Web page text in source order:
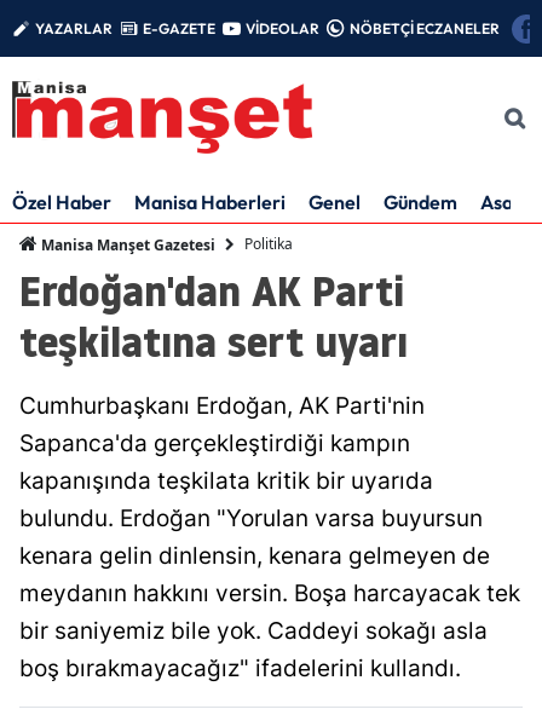
YAZARLAR E-GAZETE VİDEOLAR NÖBETÇİ ECZANELER
Özel Haber Manisa Haberleri Genel Gündem Asayiş
Manisa Manşet Gazetesi Politika
Erdoğan'dan AK Parti
teşkilatına sert uyarı
Cumhurbaşkanı Erdoğan, AK Parti'nin
Sapanca'da gerçekleştirdiği kampın
kapanışında teşkilata kritik bir uyarıda
bulundu. Erdoğan "Yorulan varsa buyursun
kenara gelin dinlensin, kenara gelmeyen de
meydanın hakkını versin. Boşa harcayacak tek
bir saniyemiz bile yok. Caddeyi sokağı asla
boş bırakmayacağız" ifadelerini kullandı.